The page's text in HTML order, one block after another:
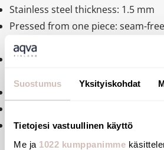
Suostumus Yksityiskohdat
Tietojesi vastuullinen käyttö
Me ja 1022 kumppanimme
Stainless steel thickness: 1.5 mm
Pressed from one piece: seam-
maintenance and better hygiene
Toilet seat surface is polished
Concealed perimetral flushing rim
Horizontal waste outlet: Ø 100
PVC pipe